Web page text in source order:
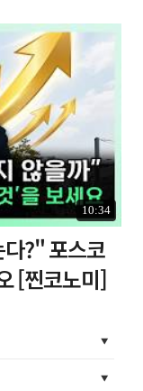
10:34
?" 포스코
[찐코노미]